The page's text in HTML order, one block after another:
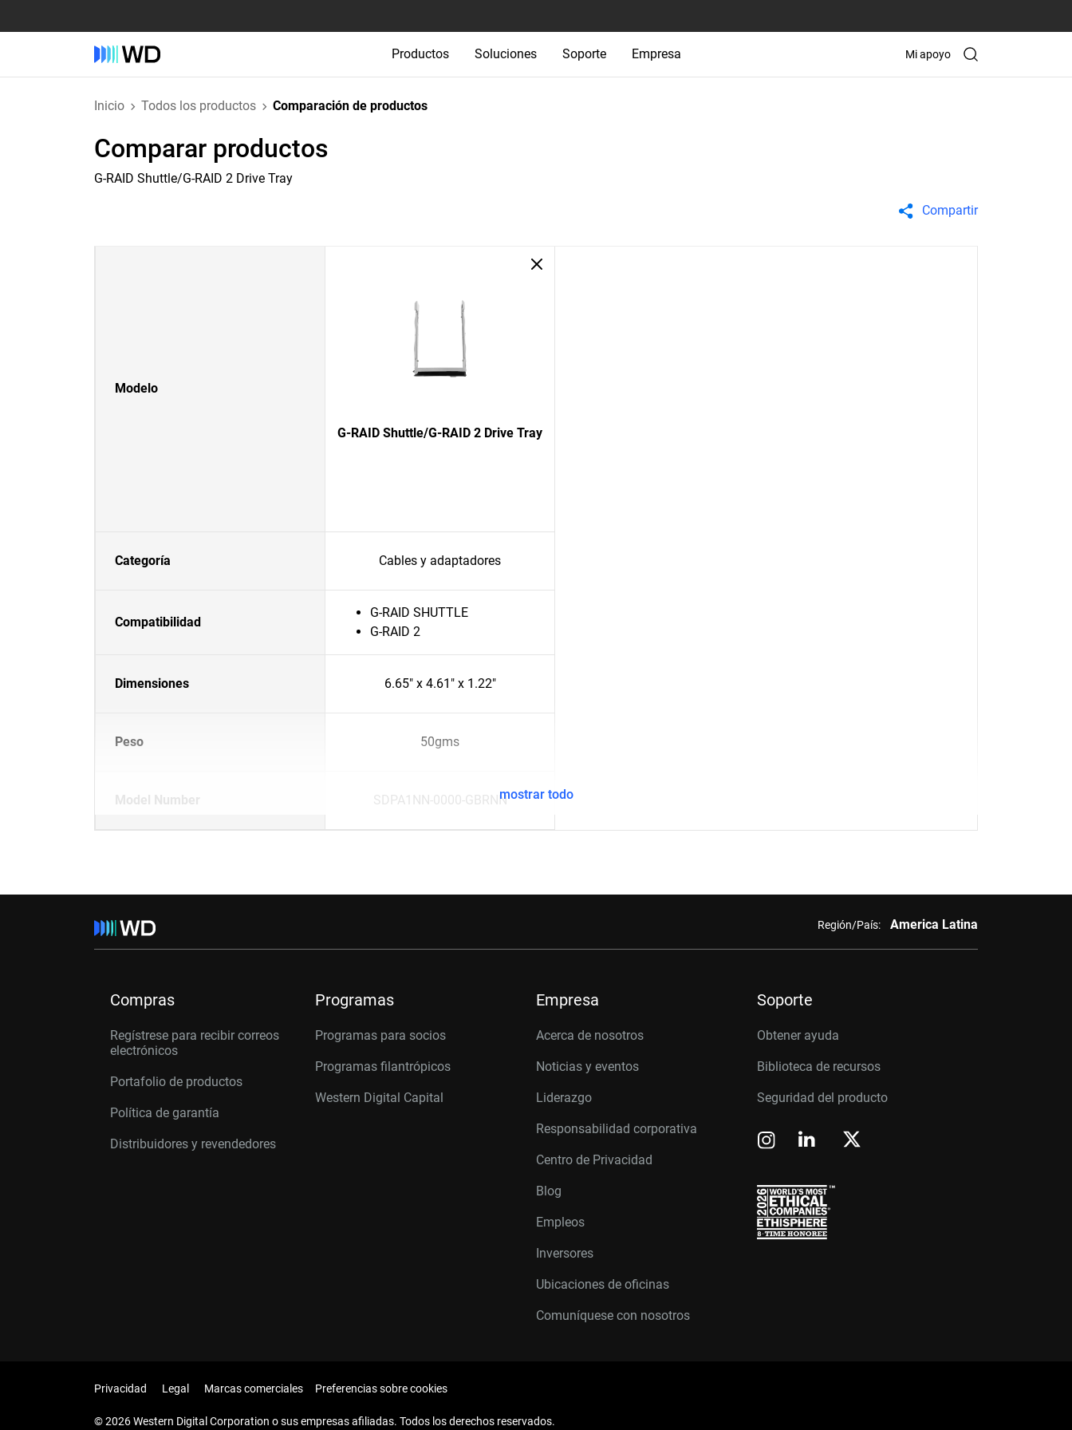
Productos Soluciones Soporte Empresa Mi apoyo
Inicio Todos los productos Comparación de productos
Comparar productos
G-RAID Shuttle/G-RAID 2 Drive Tray
Compartir
Modelo
G-RAID Shuttle/G-RAID 2 Drive Tray
Categoría Cables y adaptadores
Compatibilidad
G-RAID SHUTTLE
G-RAID 2
Dimensiones 6.65" x 4.61" x 1.22"
Peso 50gms
Model Number SDPA1NN-0000-GBRNNmostrar todo
Región/País: America Latina
Compras
Regístrese para recibir correos
electrónicos
Portafolio de productos
Política de garantía
Distribuidores y revendedores
Programas
Programas para socios
Programas filantrópicos
Western Digital Capital
Empresa
Acerca de nosotros
Noticias y eventos
Liderazgo
Responsabilidad corporativa
Centro de Privacidad
Blog
Empleos
Inversores
Ubicaciones de oficinas
Comuníquese con nosotros
Soporte
Obtener ayuda
Biblioteca de recursos
Seguridad del producto
Privacidad Legal Marcas comerciales Preferencias sobre cookies
© 2026 Western Digital Corporation o sus empresas afiliadas. Todos los derechos reservados.